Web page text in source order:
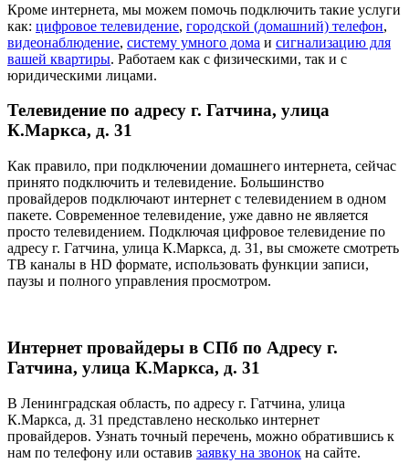
Кроме интернета, мы можем помочь подключить такие услуги
как: цифровое телевидение, городской (домашний) телефон,
видеонаблюдение, систему умного дома и сигнализацию для
вашей квартиры. Работаем как с физическими, так и с
юридическими лицами.
Телевидение по адресу г. Гатчина, улица
К.Маркса, д. 31
Как правило, при подключении домашнего интернета, сейчас
принято подключить и телевидение. Большинство
провайдеров подключают интернет с телевидением в одном
пакете. Современное телевидение, уже давно не является
просто телевидением. Подключая цифровое телевидение по
адресу г. Гатчина, улица К.Маркса, д. 31, вы сможете смотреть
ТВ каналы в HD формате, использовать функции записи,
паузы и полного управления просмотром.
Интернет провайдеры в СПб по Адресу г.
Гатчина, улица К.Маркса, д. 31
В Ленинградская область, по адресу г. Гатчина, улица
К.Маркса, д. 31 представлено несколько интернет
провайдеров. Узнать точный перечень, можно обратившись к
нам по телефону или оставив заявку на звонок на сайте.